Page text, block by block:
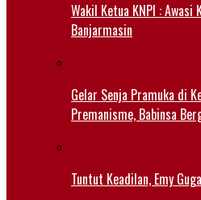
Wakil Ketua KNPI :
Banjarmasin
Gelar Senja Pramuka di
Premanisme, Babinsa
Tuntut Keadilan, Emy